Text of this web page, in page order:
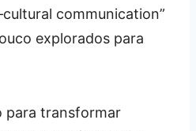
communication”
explorados para
para transformar